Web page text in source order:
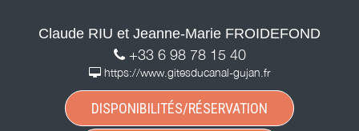
Claude RIU et Jeanne-Marie FROIDEFOND
+33 6 98 78 15 40
https://www.gitesducanal-gujan.fr
DISPONIBILITÉS/RÉSERVATION